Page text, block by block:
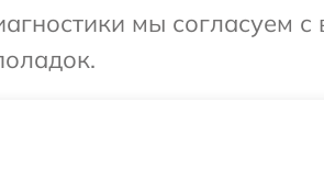
мы согласуем